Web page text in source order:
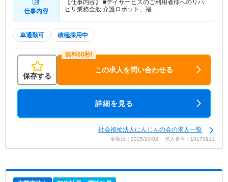
仕事内容
【仕事内容】 ■デイサービスのご利用者様へのリハ
ビリ業務全般 介護ロボット、福…
車通勤可 積極採用中
保存する
この求人を問い合わせる
詳細を見る
社会福祉法人にんじんの会の求人一覧
更新日：2025/10/02 求人番号：10170911